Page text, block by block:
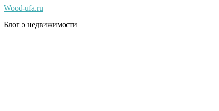
Wood-ufa.ru
Блог о недвижимости